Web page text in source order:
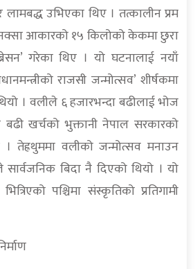
लामबद्ध उभिएका थिए । तत्कालीन प्रम
आकारको १५ किलोको केकमा छुरा
गरेका थिए । यो घटनालाई नयाँ
राजसी जन्मोत्सव’ शीर्षकमा
। वलीले ६ हजारभन्दा बढीलाई भोज
खर्चको भुक्तानी नेपाल सरकारको
तेह्रथुममा वलीको जन्मोत्सव मनाउन
बिदा नै दिएको थियो । यो
पश्चिमा संस्कृतिको प्रतिगामी